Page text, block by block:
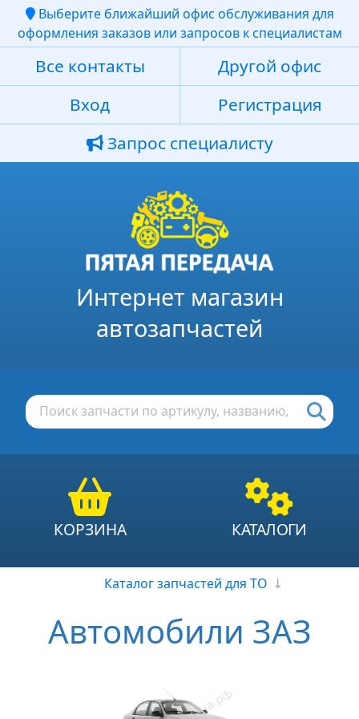
Выберите ближайший офис обслуживания для
оформления заказов или запросов к специалистам
Все контакты
Другой офис
Вход
Регистрация
Запрос специалисту
Интернет магазин
автозапчастей
КОРЗИНА КАТАЛОГИ
Каталог запчастей для ТО ↓
Автомобили ЗАЗ